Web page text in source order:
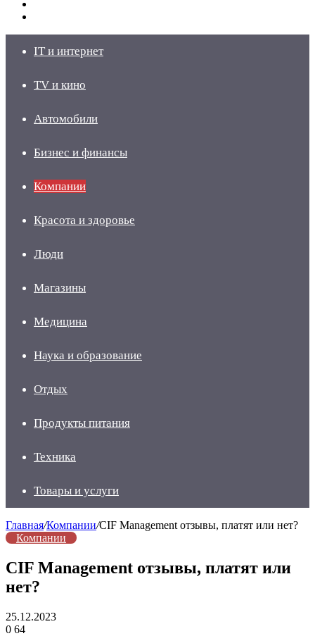
IT и интернет
TV и кино
Автомобили
Бизнес и финансы
Компании
Красота и здоровье
Люди
Магазины
Медицина
Наука и образование
Отдых
Продукты питания
Техника
Товары и услуги
Главная/Компании/CIF Management отзывы, платят или нет?
Компании
CIF Management отзывы, платят или
нет?
25.12.2023
0 64